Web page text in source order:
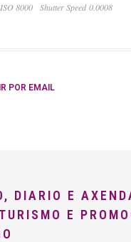
ISO 8000 Shutter Speed 0.0008
POR EMAIL
DIARIO E
E